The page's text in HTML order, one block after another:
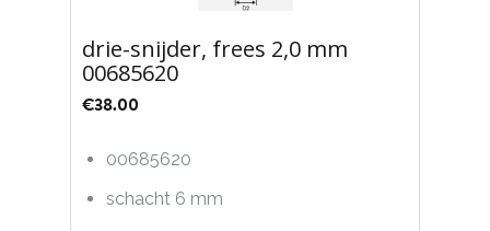
drie-snijder, frees 2,0 mm
00685620
€38.00
00685620
schacht 6 mm